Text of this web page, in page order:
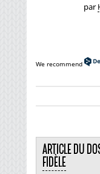
par
We recommend
ARTICLE DU
FIDÈLE